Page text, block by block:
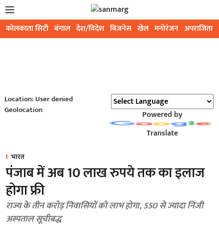
कोलकाता सिटी बंगाल देश/विदेश बिजनेस खेल मनोरंजन अपराजिता
Location: User denied
Geolocation
Powered by
Translate
भारत
पंजाब में अब 10 लाख रुपये तक का इलाज
होगा फ्री
राज्य के तीन करोड़ निवासियों को लाभ होगा, 550 से ज्यादा निजी
अस्पताल सूचीबद्ध